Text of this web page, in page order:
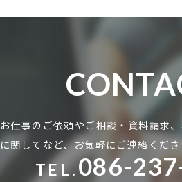
お仕事のご依頼やご相談・資料請求
に関してなど、お気軽にご連絡くだ
TEL.086-